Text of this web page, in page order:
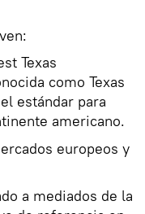
Texas
como Texas
estándar para
americano.
europeos y
a mediados de la